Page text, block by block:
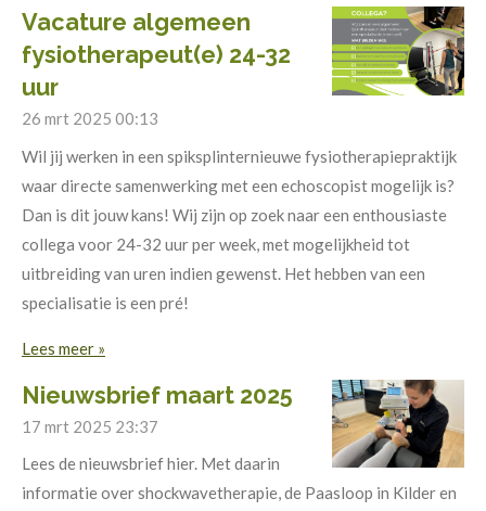
Vacature algemeen
fysiotherapeut(e) 24-32
uur
26 mrt 2025 00:13
Wil jij werken in een spiksplinternieuwe fysiotherapiepraktijk
waar directe samenwerking met een echoscopist mogelijk is?
Dan is dit jouw kans! Wij zijn op zoek naar een enthousiaste
collega voor 24-32 uur per week, met mogelijkheid tot
uitbreiding van uren indien gewenst. Het hebben van een
specialisatie is een pré!
Lees meer »
Nieuwsbrief maart 2025
17 mrt 2025 23:37
Lees de nieuwsbrief hier. Met daarin
informatie over shockwavetherapie, de Paasloop in Kilder en